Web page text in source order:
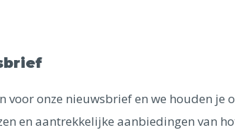
voor onze nieuwsbrief en we houden je
en aantrekkelijke aanbiedingen van